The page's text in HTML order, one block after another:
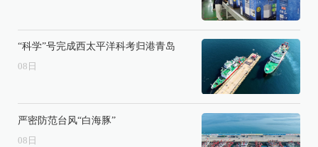
“科学”号完成西太平洋科考归港青岛
08 日
严密防范台风“白海豚”
08 日